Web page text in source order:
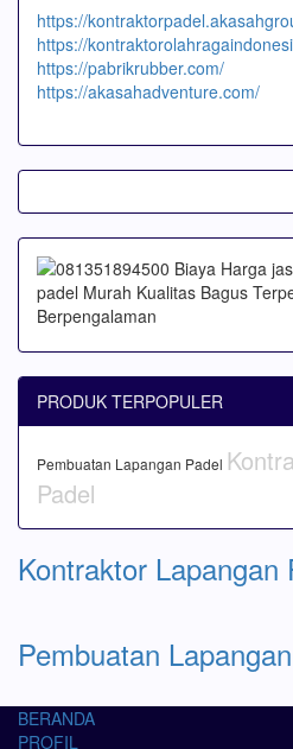
https://
https://
https://pabrikrubber.com/
https://akasahadventure.com/
PRODUK TERPOPULER
Pembuatan Lapangan Padel
Padel
Kontraktor Lapangan
Pembuatan
BERANDA
PROFIL